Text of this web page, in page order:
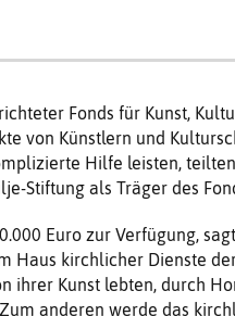
Fonds für Kunst,
von Künstlern und
Hilfe leisten,
Stiftung als Träger des
Euro zur Verfügung,
Haus kirchlicher Dienste
ihrer Kunst lebten, durch
anderen werde das